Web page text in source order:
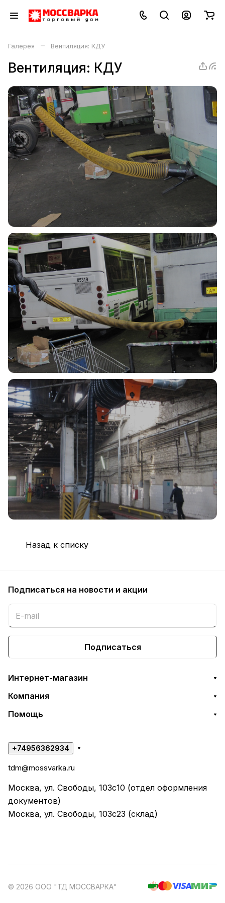
Галерея – Вентиляция: КДУ
Вентиляция: КДУ
Назад к списку
Подписаться на новости и акции
Подписаться
Интернет-магазин
Компания
Помощь
+74956362934
tdm@mossvarka.ru
Москва, ул. Свободы, 103с10 (отдел оформления
документов)
Москва, ул. Свободы, 103с23 (склад)
© 2026 ООО "ТД МОССВАРКА"